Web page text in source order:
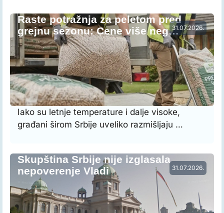
31.07.2026.
Raste potražnja za peletom pred
grejnu sezonu: Cene više neg…
Iako su letnje temperature i dalje visoke,
građani širom Srbije uveliko razmišljaju …
31.07.2026.
Skupština Srbije nije izglasala
nepoverenje Vladi